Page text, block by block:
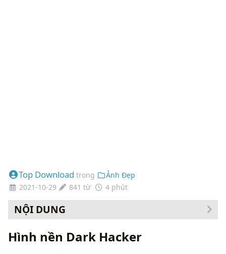
Top Download trong
Ảnh Đẹp
2021-10-29
841 từ 4 phút
NỘI DUNG
Hình nền Dark Hacker